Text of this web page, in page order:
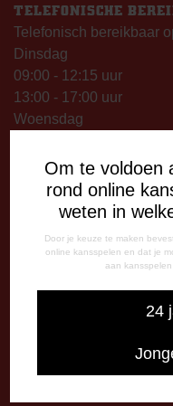
Om te voldoen
rond online
weten in
Door je keuze te maken
online kansspelen en dat je
aan
24
TELEFONISCHE
Telefonisch bereikbaar
Dinsdag
09:00 - 12:15 uur
13:00 - 17:00 uur
Woensdag
Vrijdag
09:00 - 12:15 uur
13:00 - 17:00 uur
CORRESPONDENTIE-
Postbus 26
0591-670670